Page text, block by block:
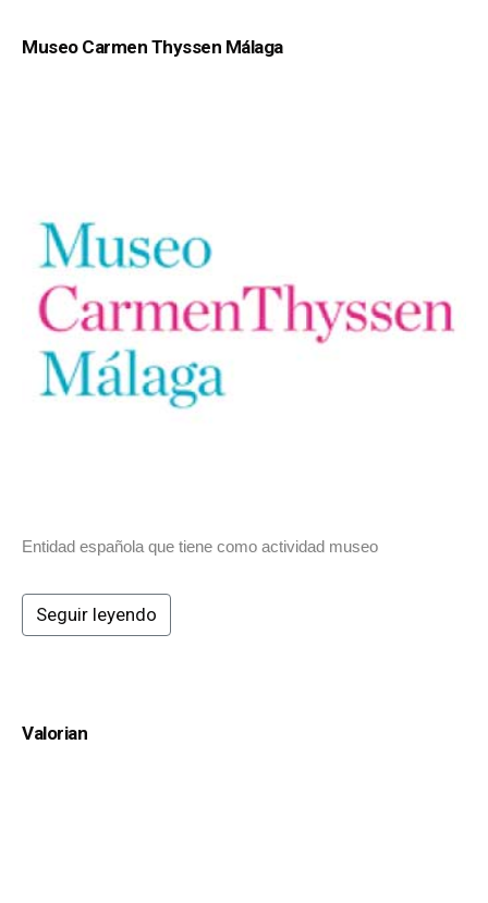
Museo Carmen Thyssen Málaga
Entidad española que tiene como actividad museo
Seguir leyendo
Valorian